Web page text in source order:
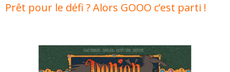
Prêt pour le défi ? Alors GOOO c’est parti !